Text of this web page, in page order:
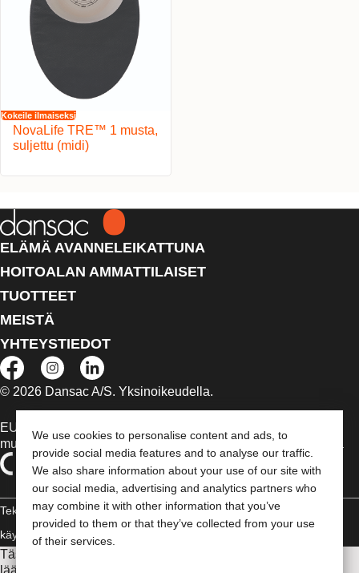
We use cookies to personalise content and ads, to
provide social media features and to analyse our traffic.
We also share information about your use of our site with
our social media, advertising and analytics partners who
may combine it with other information that you’ve
provided to them or that they’ve collected from your use
of their services.
Kokeile ilmaiseksi
NovaLife TRE™ 1 musta,
suljettu (midi)
ELÄMÄ AVANNELEIKATTUNA
HOITOALAN AMMATTILAISET
TUOTTEET
MEISTÄ
YHTEYSTIEDOT
© 2026 Dansac A/S. Yksinoikeudella.
EU:n alueella myytävät lääkinnälliset laitteet on tapauksen
mukaan merkitty jommallakummalla seuraavista symboleista
Tekijänoikeudelliset tiedot /
käyttäjäehdot
Vaatimustenmukaisuusvakuutus
Tässä sivustossa esitettyjä tietoja ei ole tarkoitettu
lääketieteelliseksi neuvonnaksi eikä korvaamaan sinua